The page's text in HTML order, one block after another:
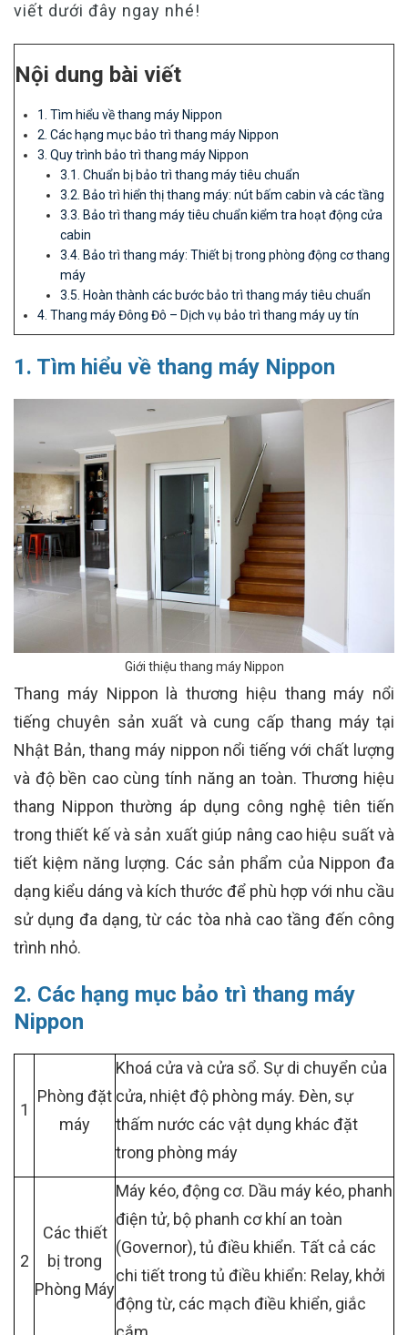
viết dưới đây ngay nhé!
Nội dung bài viết
1. Tìm hiểu về thang máy Nippon
2. Các hạng mục bảo trì thang máy Nippon
3. Quy trình bảo trì thang máy Nippon
3.1. Chuẩn bị bảo trì thang máy tiêu chuẩn
3.2. Bảo trì hiển thị thang máy: nút bấm cabin và các tầng
3.3. Bảo trì thang máy tiêu chuẩn kiểm tra hoạt động cửa
cabin
3.4. Bảo trì thang máy: Thiết bị trong phòng động cơ thang
máy
3.5. Hoàn thành các bước bảo trì thang máy tiêu chuẩn
4. Thang máy Đông Đô – Dịch vụ bảo trì thang máy uy tín
1. Tìm hiểu về thang máy Nippon
Giới thiệu thang máy Nippon
Thang máy Nippon là thương hiệu thang máy nổi
tiếng chuyên sản xuất và cung cấp thang máy tại
Nhật Bản, thang máy nippon nổi tiếng với chất lượng
và độ bền cao cùng tính năng an toàn. Thương hiệu
thang Nippon thường áp dụng công nghệ tiên tiến
trong thiết kế và sản xuất giúp nâng cao hiệu suất và
tiết kiệm năng lượng. Các sản phẩm của Nippon đa
dạng kiểu dáng và kích thước để phù hợp với nhu cầu
sử dụng đa dạng, từ các tòa nhà cao tầng đến công
trình nhỏ.
2. Các hạng mục bảo trì thang máy
Nippon
1
Phòng đặt
máy
Khoá cửa và cửa sổ. Sự di chuyển của
cửa, nhiệt độ phòng máy. Đèn, sự
thấm nước các vật dụng khác đặt
trong phòng máy
2
Các thiết
bị trong
Phòng Máy
Máy kéo, động cơ. Dầu máy kéo, phanh
điện tử, bộ phanh cơ khí an toàn
(Governor), tủ điều khiển. Tất cả các
chi tiết trong tủ điều khiển: Relay, khởi
động từ, các mạch điều khiển, giắc